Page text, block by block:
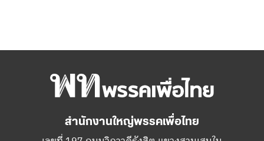
สำนักงานใหญ่พรรคเพื่อไทย